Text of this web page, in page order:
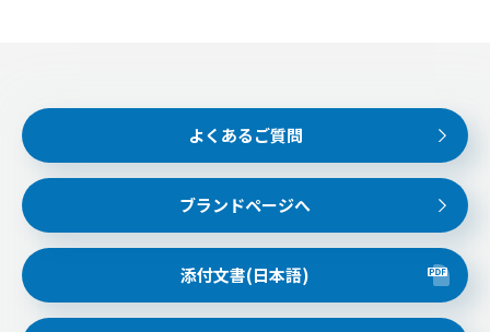
よくあるご質問
ブランドページへ
添付文書(日本語)